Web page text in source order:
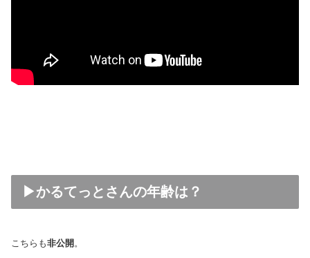
▶かるてっとさんの年齢は？
こちらも非公開 。